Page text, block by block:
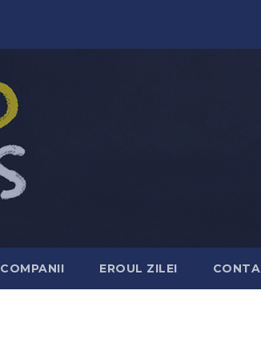
COMPANII EROUL ZILEI